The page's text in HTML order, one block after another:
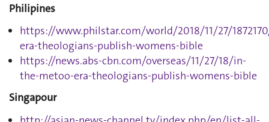
Philipines
https://www.philstar.com/world/2018/11/27/
era-theologians-publish-womens-bible
https://news.abs-cbn.com/overseas/11/27/18/in-
the-metoo-era-theologians-publish-womens-bible
Singapour